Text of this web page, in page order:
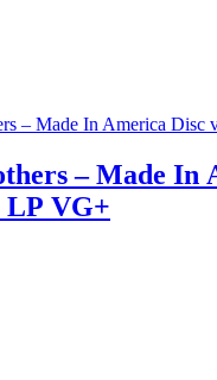
– Made In
Disc vinil LP VG+